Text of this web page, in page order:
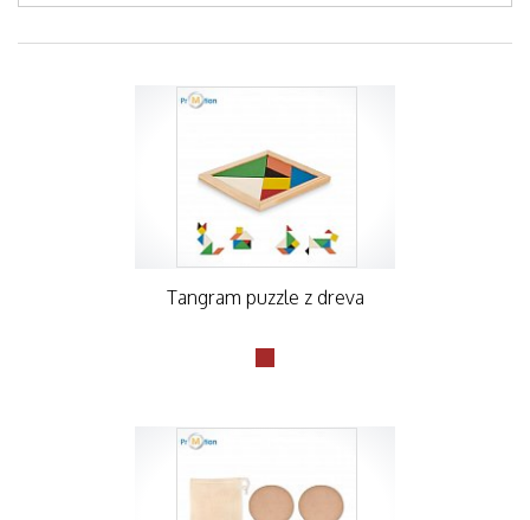
Tangram puzzle z dreva